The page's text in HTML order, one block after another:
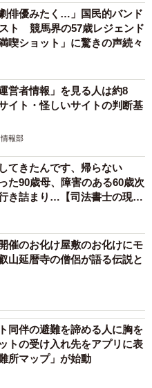
俳優みたく…」国民的バンド
ト 競馬界の57歳レジェンド
喫ショット」に驚きの声続々
営者情報」を見る人は約8
ト・怪しいサイトの判断基
報部
てきたんです、帰らない
た90歳母、障害のある60歳次
き詰まり…【司法書士の現場
催のお化け屋敷のお化けにモ
延暦寺の僧侶が語る伝説と
同伴の避難を諦める人に胸を
の受け入れ先をアプリに表
所マップ」が始動